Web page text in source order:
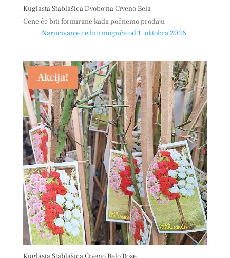
Kuglasta Stablašica Dvobojna Crveno Bela
Cene će biti formirane kada počnemo prodaju
Naručivanje će biti moguće od 1. oktobra 2026.
Akcija!